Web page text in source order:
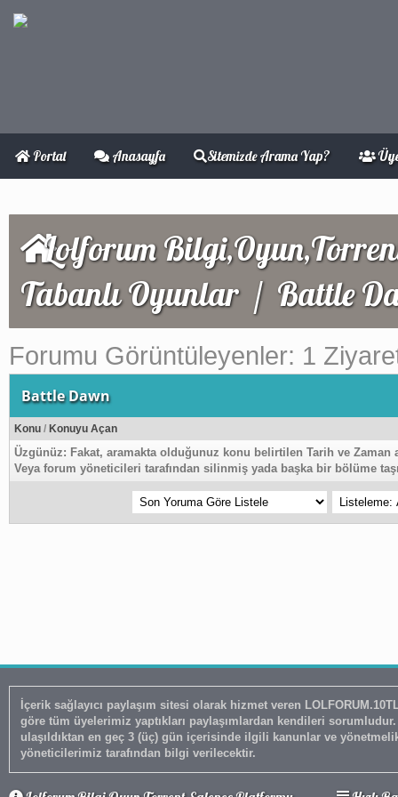
Portal Anasayfa Sitemizde Arama Yap?
Lolforum
Tabanlı Oyunlar / Battle
Forumu Görüntüleyenler: 1
Battle Dawn
Konu / Konuyu Açan
Üzgünüz: Fakat, aramakta olduğunuz konu belirtilen Tarih ve Zaman
Veya forum yöneticileri tarafından silinmiş yada başka bir bölüme
İçerik sağlayıcı paylaşım sitesi olarak hizmet veren LOLFORUM.10TL.NET adresimizde 5651 Sayılı Kanun'un 8. Maddesine ve T.C.K' nın
göre tüm üyelerimiz yaptıkları paylaşımlardan kendileri
ulaşıldıktan en geç 3 (üç) gün içerisinde ilgili kanunlar ve
yöneticilerimiz tarafından bilgi verilecektir.